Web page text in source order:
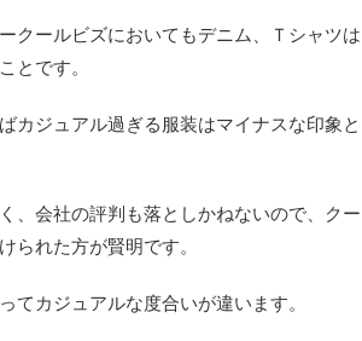
クールビズにおいてもデニム、Ｔシャツは
とです。
カジュアル過ぎる服装はマイナスな印象と
、会社の評判も落としかねないので、クー
られた方が賢明です。
てカジュアルな度合いが違います。